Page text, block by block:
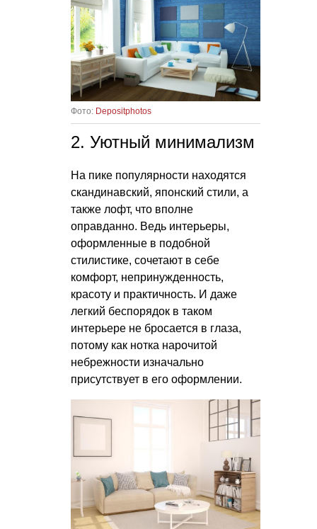
Фото: Depositphotos
2. Уютный минимализм
На пике популярности находятся
скандинавский, японский стили, а
также лофт, что вполне
оправданно. Ведь интерьеры,
оформленные в подобной
стилистике, сочетают в себе
комфорт, непринужденность,
красоту и практичность. И даже
легкий беспорядок в таком
интерьере не бросается в глаза,
потому как нотка нарочитой
небрежности изначально
присутствует в его оформлении.